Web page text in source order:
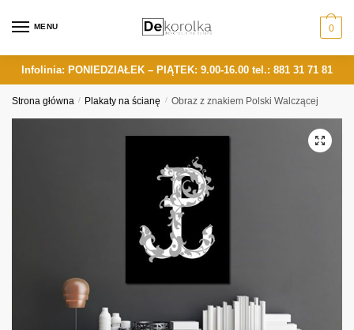
MENU 0
Infolinia: PONIEDZIAŁEK – PIĄTEK: 9.00-16.00 tel.: 881 31 71 81
Strona główna / Plakaty na ścianę / Obraz z znakiem Polski Walczącej